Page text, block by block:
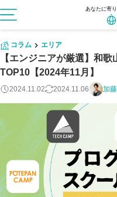
あなたに寄
コラム エリア
【エンジニアが厳選】和
TOP10【2024年11月】
2024.11.02 2024.11.06 加